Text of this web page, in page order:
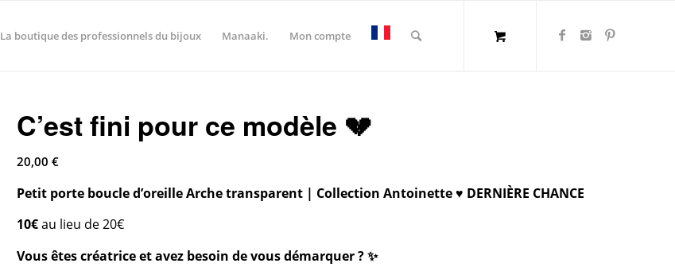
La boutique des professionnels du bijoux Manaaki. Mon compte
C’est fini pour ce modèle 💔
20,00€
Petit porte boucle d’oreille Arche transparent | Collection Antoinette♥️ DERNIÈRE CHANCE
10€au lieu de 20€
Vous êtes créatrice et avez besoin de vous démarquer ? ✨